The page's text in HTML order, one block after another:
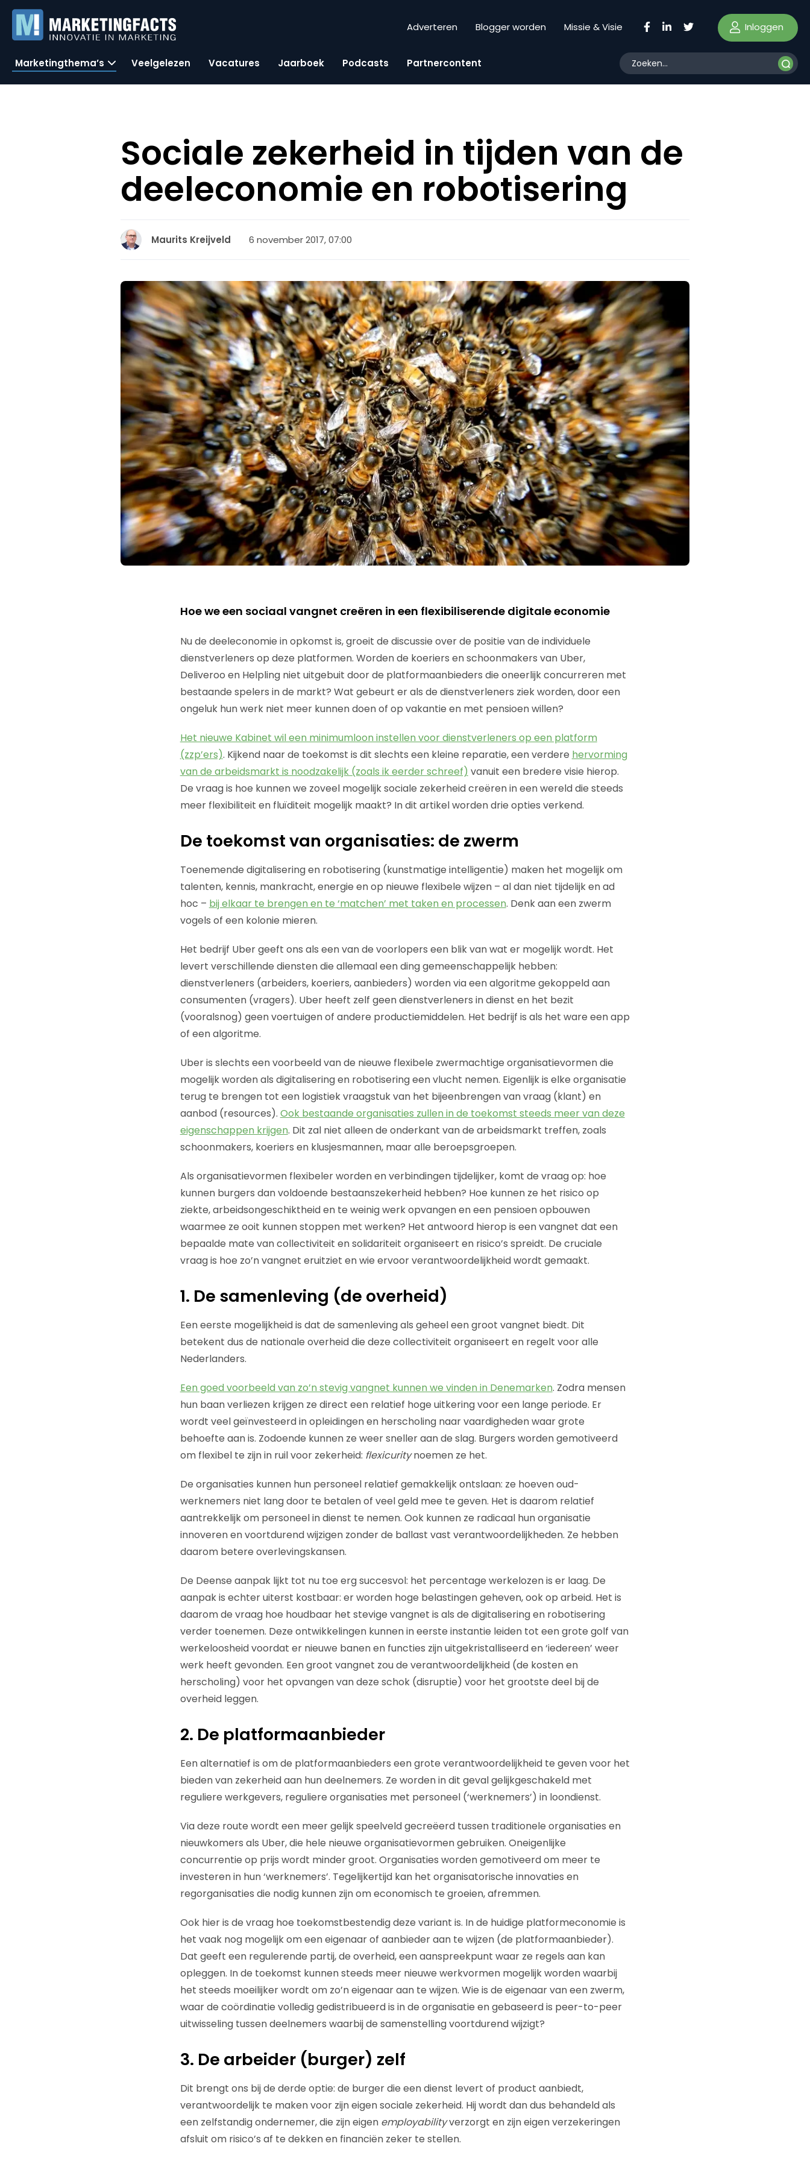
Adverteren Blogger worden Missie & Visie Inloggen
Marketingthema’s Veelgelezen Vacatures Jaarboek Podcasts Partnercontent
Sociale zekerheid in tijden van de
deeleconomie en robotisering
Maurits Kreijveld 6 november 2017, 07:00
Hoe we een sociaal vangnet creëren in een flexibiliserende digitale economie
Nu de deeleconomie in opkomst is, groeit de discussie over de positie van de individuele
dienstverleners op deze platformen. Worden de koeriers en schoonmakers van Uber,
Deliveroo en Helpling niet uitgebuit door de platformaanbieders die oneerlijk concurreren met
bestaande spelers in de markt? Wat gebeurt er als de dienstverleners ziek worden, door een
ongeluk hun werk niet meer kunnen doen of op vakantie en met pensioen willen?
Het nieuwe Kabinet wil een minimumloon instellen voor dienstverleners op een platform
(zzp’ers). Kijkend naar de toekomst is dit slechts een kleine reparatie, een verdere hervorming
van de arbeidsmarkt is noodzakelijk (zoals ik eerder schreef) vanuit een bredere visie hierop.
De vraag is hoe kunnen we zoveel mogelijk sociale zekerheid creëren in een wereld die steeds
meer flexibiliteit en fluïditeit mogelijk maakt? In dit artikel worden drie opties verkend.
De toekomst van organisaties: de zwerm
Toenemende digitalisering en robotisering (kunstmatige intelligentie) maken het mogelijk om
talenten, kennis, mankracht, energie en op nieuwe flexibele wijzen – al dan niet tijdelijk en ad
hoc – bij elkaar te brengen en te ‘matchen’ met taken en processen. Denk aan een zwerm
vogels of een kolonie mieren.
Het bedrijf Uber geeft ons als een van de voorlopers een blik van wat er mogelijk wordt. Het
levert verschillende diensten die allemaal een ding gemeenschappelijk hebben:
dienstverleners (arbeiders, koeriers, aanbieders) worden via een algoritme gekoppeld aan
consumenten (vragers). Uber heeft zelf geen dienstverleners in dienst en het bezit
(vooralsnog) geen voertuigen of andere productiemiddelen. Het bedrijf is als het ware een app
of een algoritme.
Uber is slechts een voorbeeld van de nieuwe flexibele zwermachtige organisatievormen die
mogelijk worden als digitalisering en robotisering een vlucht nemen. Eigenlijk is elke organisatie
terug te brengen tot een logistiek vraagstuk van het bijeenbrengen van vraag (klant) en
aanbod (resources). Ook bestaande organisaties zullen in de toekomst steeds meer van deze
eigenschappen krijgen. Dit zal niet alleen de onderkant van de arbeidsmarkt treffen, zoals
schoonmakers, koeriers en klusjesmannen, maar alle beroepsgroepen.
Als organisatievormen flexibeler worden en verbindingen tijdelijker, komt de vraag op: hoe
kunnen burgers dan voldoende bestaanszekerheid hebben? Hoe kunnen ze het risico op
ziekte, arbeidsongeschiktheid en te weinig werk opvangen en een pensioen opbouwen
waarmee ze ooit kunnen stoppen met werken? Het antwoord hierop is een vangnet dat een
bepaalde mate van collectiviteit en solidariteit organiseert en risico’s spreidt. De cruciale
vraag is hoe zo’n vangnet eruitziet en wie ervoor verantwoordelijkheid wordt gemaakt.
1. De samenleving (de overheid)
Een eerste mogelijkheid is dat de samenleving als geheel een groot vangnet biedt. Dit
betekent dus de nationale overheid die deze collectiviteit organiseert en regelt voor alle
Nederlanders.
Een goed voorbeeld van zo’n stevig vangnet kunnen we vinden in Denemarken. Zodra mensen
hun baan verliezen krijgen ze direct een relatief hoge uitkering voor een lange periode. Er
wordt veel geïnvesteerd in opleidingen en herscholing naar vaardigheden waar grote
behoefte aan is. Zodoende kunnen ze weer sneller aan de slag. Burgers worden gemotiveerd
om flexibel te zijn in ruil voor zekerheid: flexicuritynoemen ze het.
De organisaties kunnen hun personeel relatief gemakkelijk ontslaan: ze hoeven oud-
werknemers niet lang door te betalen of veel geld mee te geven. Het is daarom relatief
aantrekkelijk om personeel in dienst te nemen. Ook kunnen ze radicaal hun organisatie
innoveren en voortdurend wijzigen zonder de ballast vast verantwoordelijkheden. Ze hebben
daarom betere overlevingskansen.
De Deense aanpak lijkt tot nu toe erg succesvol: het percentage werkelozen is er laag. De
aanpak is echter uiterst kostbaar: er worden hoge belastingen geheven, ook op arbeid. Het is
daarom de vraag hoe houdbaar het stevige vangnet is als de digitalisering en robotisering
verder toenemen. Deze ontwikkelingen kunnen in eerste instantie leiden tot een grote golf van
werkeloosheid voordat er nieuwe banen en functies zijn uitgekristalliseerd en ‘iedereen’ weer
werk heeft gevonden. Een groot vangnet zou de verantwoordelijkheid (de kosten en
herscholing) voor het opvangen van deze schok (disruptie) voor het grootste deel bij de
overheid leggen.
2. De platformaanbieder
Een alternatief is om de platformaanbieders een grote verantwoordelijkheid te geven voor het
bieden van zekerheid aan hun deelnemers. Ze worden in dit geval gelijkgeschakeld met
reguliere werkgevers, reguliere organisaties met personeel (‘werknemers’) in loondienst.
Via deze route wordt een meer gelijk speelveld gecreëerd tussen traditionele organisaties en
nieuwkomers als Uber, die hele nieuwe organisatievormen gebruiken. Oneigenlijke
concurrentie op prijs wordt minder groot. Organisaties worden gemotiveerd om meer te
investeren in hun ‘werknemers’. Tegelijkertijd kan het organisatorische innovaties en
regorganisaties die nodig kunnen zijn om economisch te groeien, afremmen.
Ook hier is de vraag hoe toekomstbestendig deze variant is. In de huidige platformeconomie is
het vaak nog mogelijk om een eigenaar of aanbieder aan te wijzen (de platformaanbieder).
Dat geeft een regulerende partij, de overheid, een aanspreekpunt waar ze regels aan kan
opleggen. In de toekomst kunnen steeds meer nieuwe werkvormen mogelijk worden waarbij
het steeds moeilijker wordt om zo’n eigenaar aan te wijzen. Wie is de eigenaar van een zwerm,
waar de coördinatie volledig gedistribueerd is in de organisatie en gebaseerd is peer-to-peer
uitwisseling tussen deelnemers waarbij de samenstelling voortdurend wijzigt?
3. De arbeider (burger) zelf
Dit brengt ons bij de derde optie: de burger die een dienst levert of product aanbiedt,
verantwoordelijk te maken voor zijn eigen sociale zekerheid. Hij wordt dan dus behandeld als
een zelfstandig ondernemer, die zijn eigen employabilityverzorgt en zijn eigen verzekeringen
afsluit om risico’s af te dekken en financiën zeker te stellen.